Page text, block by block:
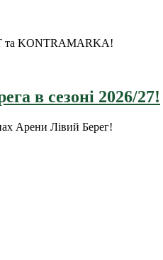
та KONTRAMARKA!
в сезоні 2026/27!
Арени Лівий Берег!